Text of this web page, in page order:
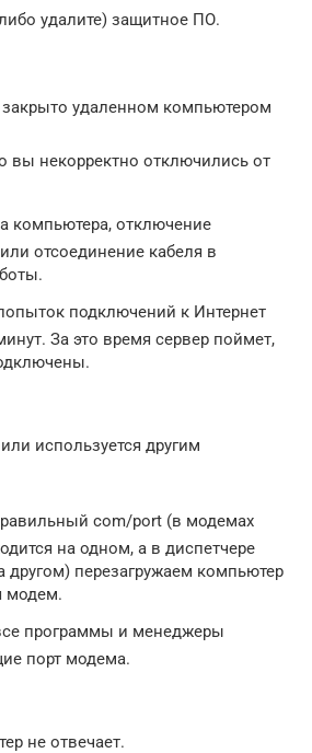
удалите) защитное ПО.
удаленном компьютером
вы некорректно отключились от
компьютера, отключение
отсоединение кабеля в
подключений к Интернет
За это время сервер поймет,
используется другим
com/port (в модемах
на одном, а в диспетчере
другом) перезагружаем компьютер
модем.
программы и менеджеры
порт модема.
не отвечает.